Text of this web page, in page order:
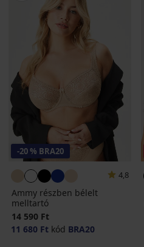
-20 % BRA20
4,8
Ammy részben bélelt
melltartó
14 590 Ft
11 680 Ft kód BRA20